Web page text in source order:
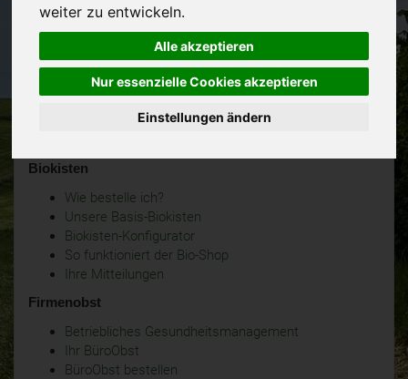
weiter zu entwickeln.
Alle akzeptieren
Nur essenzielle Cookies akzeptieren
Einstellungen ändern
Biokisten
Wie bestelle ich?
Unsere Basis-Biokisten
Biokisten-Konfigurator
So funktioniert der Bio-Shop
Ihre Mitteilungen
Firmenobst
Betriebliches Gesundheitsmanagement
Ihr BüroObst
BüroObst bestellen